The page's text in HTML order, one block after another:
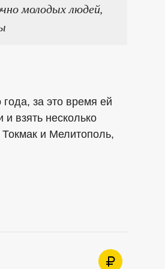
молодых людей,
за это время ей
взять несколько
и Мелитополь,